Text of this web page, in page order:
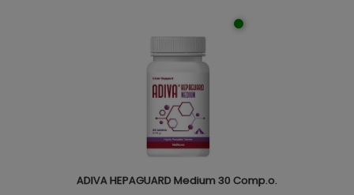
ADIVA HEPAGUARD Medium 30 Comp.o.